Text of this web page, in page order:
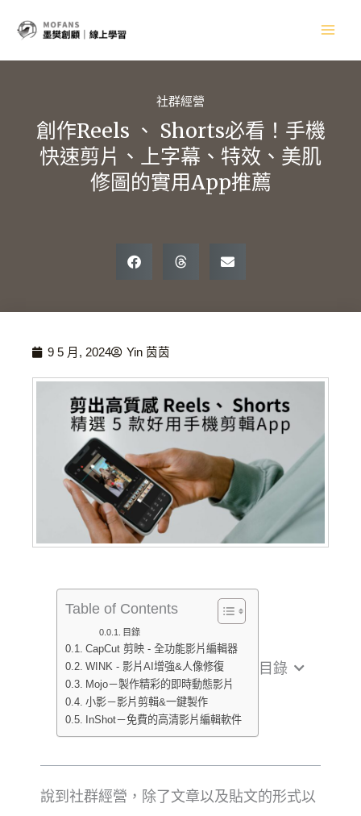
要
社群經營
創作Reels 、 Shorts必看！手機
快速剪片、上字幕、特效、美肌
修圖的實用App推薦
9 5 月, 2024 Yin 茵茵
Table of Contents
目錄
CapCut 剪映 - 全功能影片編輯器
WINK - 影片AI增強&人像修復
Mojo－製作精彩的即時動態影片
小影－影片剪輯&一鍵製作
InShot－免費的高清影片編輯軟件
目錄
說到社群經營，除了文章以及貼文的形式以